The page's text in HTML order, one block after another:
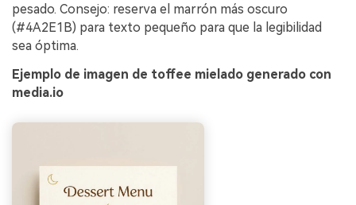
pesado. Consejo: reserva el marrón más oscuro
(#4A2E1B) para texto pequeño para que la legibilidad
sea óptima.
Ejemplo de imagen de toffee mielado generado con
media.io